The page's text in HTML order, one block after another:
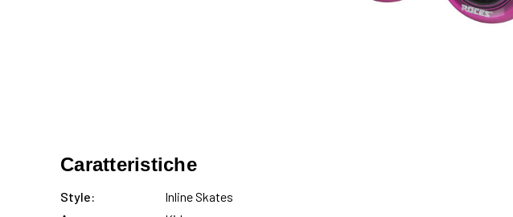
Caratteristiche
Style:
Inline Skates